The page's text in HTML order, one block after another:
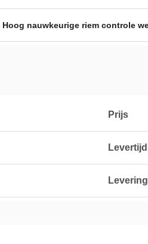
Hoog nauwkeurige riem controle
Prijs
Levertijd